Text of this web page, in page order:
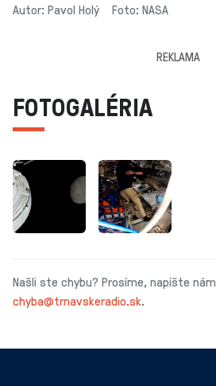
Autor: Pavol Holý Foto: NASA
REKLAMA
FOTOGALÉRIA
Našli ste chybu? Prosíme, napíšte
chyba@trnavskeradio.sk.